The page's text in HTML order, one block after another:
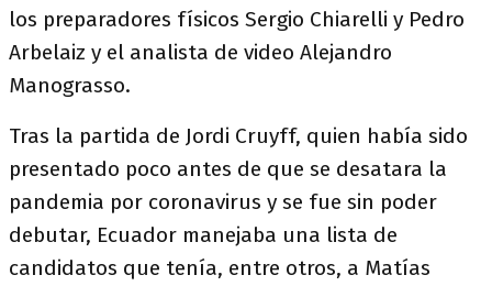
los preparadores físicos Sergio Chiarelli y Pedro
Arbelaiz y el analista de video Alejandro
Manograsso.
Tras la partida de Jordi Cruyff, quien había sido
presentado poco antes de que se desatara la
pandemia por coronavirus y se fue sin poder
debutar, Ecuador manejaba una lista de
candidatos que tenía, entre otros, a Matías